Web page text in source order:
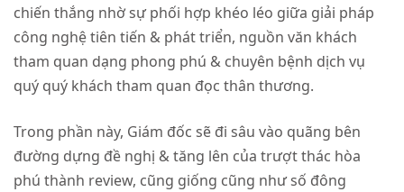
chiến thắng nhờ sự phối hợp khéo léo giữa giải pháp
công nghệ tiên tiến & phát triển, nguồn văn khách
tham quan dạng phong phú & chuyên bệnh dịch vụ
quý quý khách tham quan đọc thân thương.
Trong phần này, Giám đốc sẽ đi sâu vào quãng bên
đường dựng đề nghị & tăng lên của trượt thác hòa
phú thành review, cũng giống cũng như số đông